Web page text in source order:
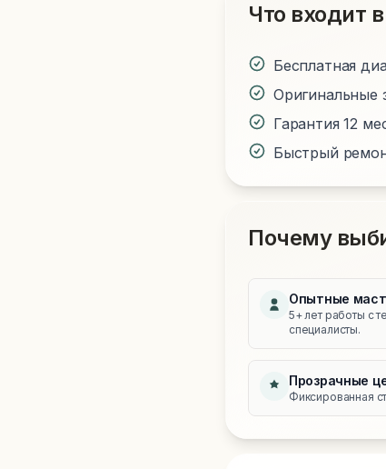
Что входит
Бесплатная
Оригинальные
Гарантия 12
Быстрый
Почему
Опытные
5+ лет работы с
специалисты.
Прозрачные
Фиксированная